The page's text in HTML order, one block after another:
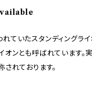
ていたスタンディングラ
オンとも呼ばれています
されております。